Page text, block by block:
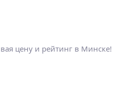
цену и рейтинг в Минске!